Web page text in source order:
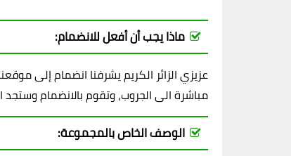
ماذا يجب أن أفعل للانضمام:
عزيزي الزائر الكريم يشرفنا انضمام إلى
مباشرة الى الجروب، وتقوم بالانضمام وستجد
الوصف الخاص بالمجموعة: